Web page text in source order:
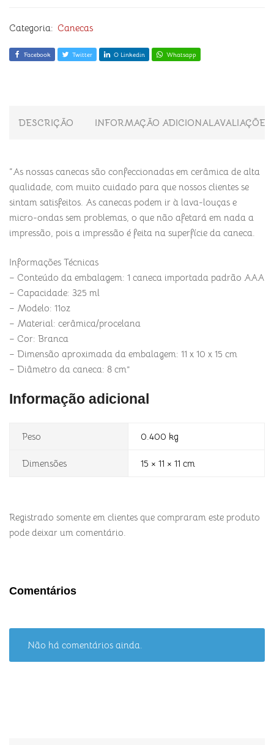
Categoria: Canecas
Facebook Twitter O Linkedin Whatsapp
DESCRIÇÃO INFORMAÇÃO ADICIONAL
“As nossas canecas são confeccionadas em cerâmica de alta
qualidade, com muito cuidado para que nossos clientes se
sintam satisfeitos. As canecas podem ir à lava-louças e
micro-ondas sem problemas, o que não afetará em nada a
impressão, pois a impressão é feita na superfície da caneca.
Informações Técnicas
– Conteúdo da embalagem: 1 caneca importada padrão AAA
– Capacidade: 325 ml
– Modelo: 11oz
– Material: cerâmica/procelana
– Cor: Branca
– Dimensão aproximada da embalagem: 11 x 10 x 15 cm
– Diâmetro da caneca: 8 cm”
Informação adicional
Peso 0.400 kg
Dimensões 15 × 11 × 11 cm
Registrado somente em clientes que compraram este produto
pode deixar um comentário.
Comentários
Não há comentários ainda.